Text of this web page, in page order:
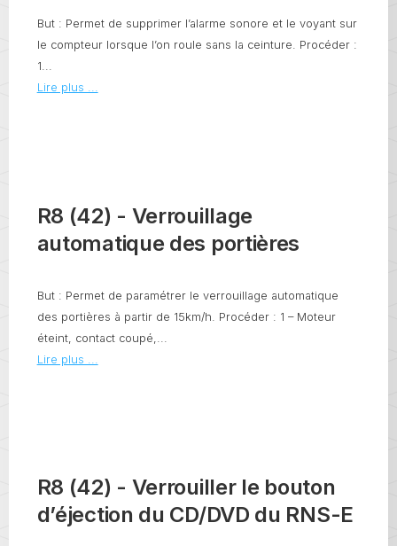
But : Permet de supprimer l’alarme sonore et le voyant sur
le compteur lorsque l’on roule sans la ceinture. Procéder :
1...
Lire plus ...
R8 (42) - Verrouillage
automatique des portières
But : Permet de paramétrer le verrouillage automatique
des portières à partir de 15km/h. Procéder : 1 – Moteur
éteint, contact coupé,...
Lire plus ...
R8 (42) - Verrouiller le bouton
d’éjection du CD/DVD du RNS-E